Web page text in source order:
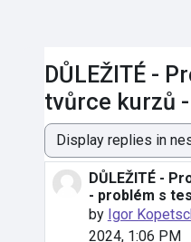
DŮLEŽITÉ -
tvůrce kurzů
Display mode
DŮLEŽITÉ -
- problém s
by Igor
2024, 1:06 PM
Number of